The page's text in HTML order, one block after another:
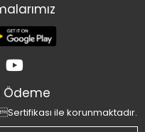
Ödeme
ile korunmaktadır.